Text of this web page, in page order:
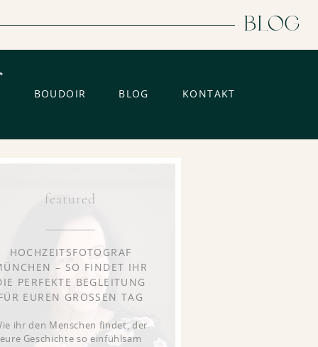
BLOG
KONTAKT
BOUDOIR BLOG
featured
HOCHZEITSFOTOGRAF
– SO FINDET IHR
PERFEKTE BEGLEITUNG
FÜR EUREN GROSSEN TAG
ihr den Menschen findet, der
eure Geschichte so einfühlsam